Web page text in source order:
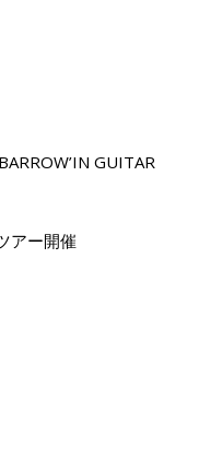
GUITAR
アー開催